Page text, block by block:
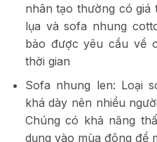
nhân tạo thường có
lụa và sofa nhung
bảo được yêu cầu về
thời gian
Sofa nhung len: Loại
khá dày nên nhiều
Chúng có khả năng
dụng vào mùa đông để